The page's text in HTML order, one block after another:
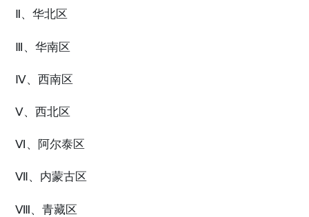
Ⅱ、华北区
Ⅲ、华南区
Ⅳ、西南区
Ⅴ、西北区
Ⅵ、阿尔泰区
Ⅶ、内蒙古区
Ⅷ、青藏区